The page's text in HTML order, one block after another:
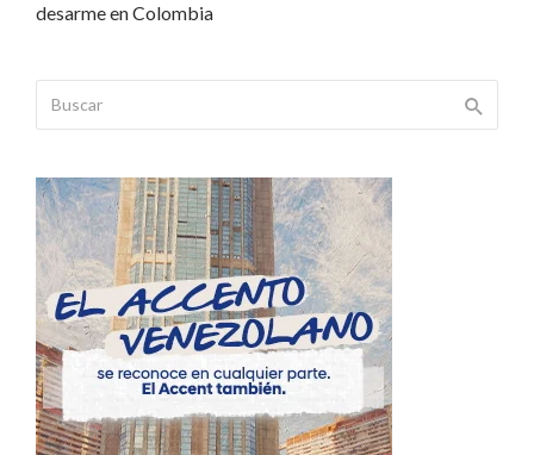
desarme en Colombia